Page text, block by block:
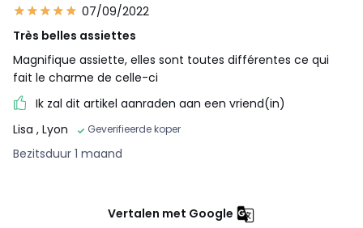
07/09/2022
Très belles assiettes
Magnifique assiette, elles sont toutes différentes ce qui
fait le charme de celle-ci
Ik zal dit artikel aanraden aan een vriend(in)
Lisa , Lyon Geverifieerde koper
Bezitsduur 1 maand
Vertalen met Google